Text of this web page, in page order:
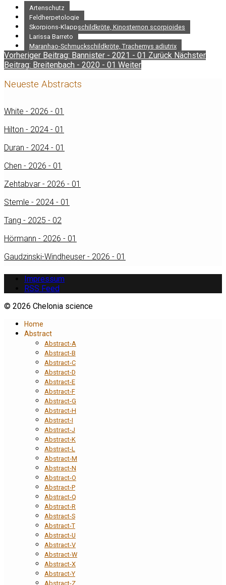
Artenschutz
Feldherpetologie
Skorpions-Klappschildkröte, Kinosternon scorpioides
Larissa Barreto
Maranhao-Schmuckschildkröte, Trachemys adiutrix
Vorheriger Beitrag: Bannister - 2021 - 01 Zurück Nächster
Beitrag: Breitenbach - 2020 - 01 Weiter
Neueste Abstracts
White - 2026 - 01
Hilton - 2024 - 01
Duran - 2024 - 01
Chen - 2026 - 01
Zehtabvar - 2026 - 01
Stemle - 2024 - 01
Tang - 2025 - 02
Hörmann - 2026 - 01
Gaudzinski-Windheuser - 2026 - 01
Impressum
RSS Feed
© 2026 Chelonia science
Home
Abstract
Abstract-A
Abstract-B
Abstract-C
Abstract-D
Abstract-E
Abstract-F
Abstract-G
Abstract-H
Abstract-I
Abstract-J
Abstract-K
Abstract-L
Abstract-M
Abstract-N
Abstract-O
Abstract-P
Abstract-Q
Abstract-R
Abstract-S
Abstract-T
Abstract-U
Abstract-V
Abstract-W
Abstract-X
Abstract-Y
Abstract-Z